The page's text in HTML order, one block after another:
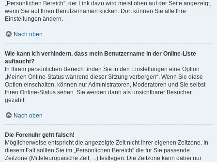
„Persönlichen Bereich“; der Link dazu wird meist oben auf der Seite angezeigt,
wenn Sie auf Ihren Benutzernamen klicken. Dort können Sie alle Ihre
Einstellungen ändern.
Nach oben
Wie kann ich verhindern, dass mein Benutzername in der Online-Liste
auftaucht?
In Ihrem persönlichen Bereich finden Sie in den Einstellungen eine Option
„Meinen Online-Status während dieser Sitzung verbergen“. Wenn Sie diese
Option einschalten, können nur Administratoren, Moderatoren und Sie selbst
Ihren Online-Status sehen. Sie werden dann als unsichtbarer Besucher
gezählt.
Nach oben
Die Forenuhr geht falsch!
Möglicherweise entspricht die angezeigte Zeit nicht Ihrer eigenen Zeitzone. In
diesem Fall sollten Sie im „Persönlichen Bereich“ die für Sie passende
Zeitzone (Mitteleuropäische Zeit, ...) festlegen. Die Zeitzone kann dabei nur